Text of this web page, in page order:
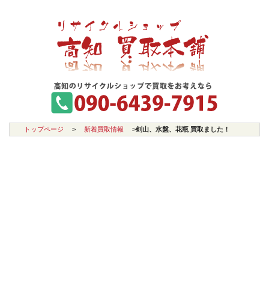
トップページ > 新着買取情報 >剣山、水盤、花瓶 買取ました！